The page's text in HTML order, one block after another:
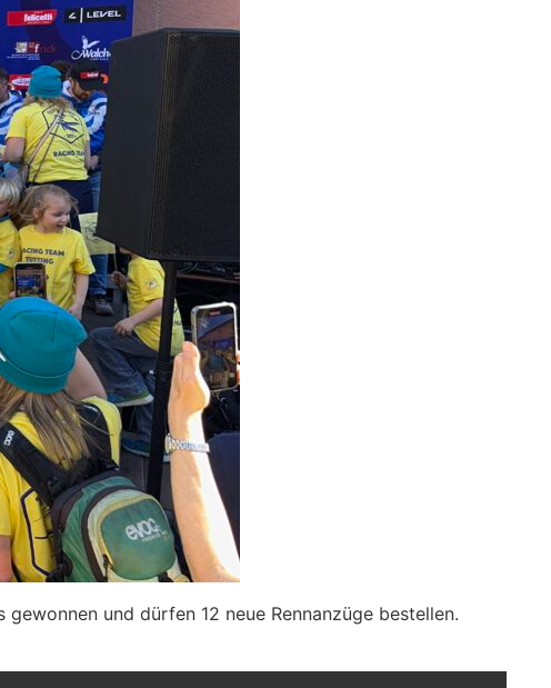
und dürfen 12 neue Rennanzüge bestellen.